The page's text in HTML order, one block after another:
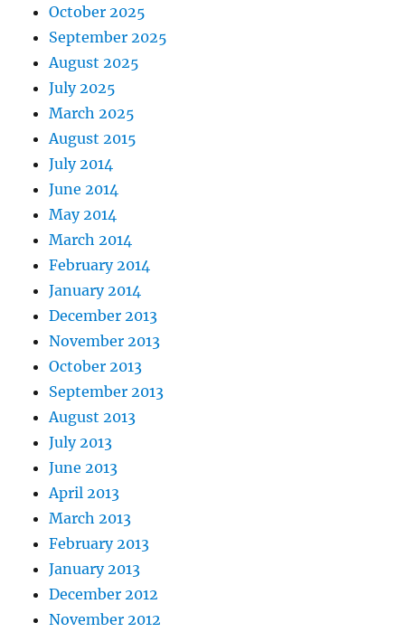
October 2025
September 2025
August 2025
July 2025
March 2025
August 2015
July 2014
June 2014
May 2014
March 2014
February 2014
January 2014
December 2013
November 2013
October 2013
September 2013
August 2013
July 2013
June 2013
April 2013
March 2013
February 2013
January 2013
December 2012
November 2012